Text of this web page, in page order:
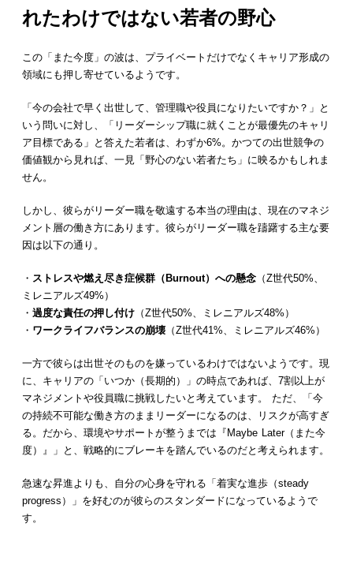
れたわけではない若者の野心
この「また今度」の波は、プライベートだけでなくキャリア形成の
領域にも押し寄せているようです。
「今の会社で早く出世して、管理職や役員になりたいですか？」と
いう問いに対し、「リーダーシップ職に就くことが最優先のキャリ
ア目標である」と答えた若者は、わずか6%。かつての出世競争の
価値観から見れば、一見「野心のない若者たち」に映るかもしれま
せん。
しかし、彼らがリーダー職を敬遠する本当の理由は、現在のマネジ
メント層の働き方にあります。彼らがリーダー職を躊躇する主な要
因は以下の通り。
・ ストレスや燃え尽き症候群（Burnout）への懸念 （Z世代50%、
ミレニアルズ49%）
・ 過度な責任の押し付け （Z世代50%、ミレニアルズ48%）
・ ワークライフバランスの崩壊 （Z世代41%、ミレニアルズ46%）
一方で彼らは出世そのものを嫌っているわけではないようです。現
に、キャリアの「いつか（長期的）」の時点であれば、7割以上が
マネジメントや役員職に挑戦したいと考えています。 ただ、「今
の持続不可能な働き方のままリーダーになるのは、リスクが高すぎ
る。だから、環境やサポートが整うまでは『Maybe Later（また今
度）』」と、戦略的にブレーキを踏んでいるのだと考えられます。
急速な昇進よりも、自分の心身を守れる「着実な進歩（steady
progress）」を好むのが彼らのスタンダードになっているようで
す。